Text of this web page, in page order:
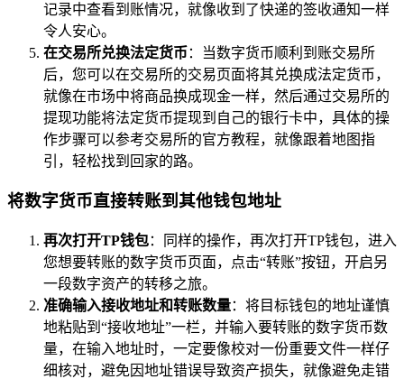
记录中查看到账情况，就像收到了快递的签收通知一样
令人安心。
在交易所兑换法定货币 ：当数字货币顺利到账交易所
后，您可以在交易所的交易页面将其兑换成法定货币，
就像在市场中将商品换成现金一样，然后通过交易所的
提现功能将法定货币提现到自己的银行卡中，具体的操
作步骤可以参考交易所的官方教程，就像跟着地图指
引，轻松找到回家的路。
将数字货币直接转账到其他钱包地址
再次打开TP钱包：同样的操作，再次打开TP钱包，进入
您想要转账的数字货币页面，点击“转账”按钮，开启另
一段数字资产的转移之旅。
准确输入接收地址和转账数量：将目标钱包的地址谨慎
地粘贴到“接收地址”一栏，并输入要转账的数字货币数
量，在输入地址时，一定要像校对一份重要文件一样仔
细核对，避免因地址错误导致资产损失，就像避免走错